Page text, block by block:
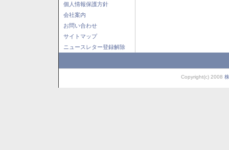
個人情報保護方針
会社案内
お問い合わせ
サイトマップ
ニュースレター登録解除
Copyright(c) 2008